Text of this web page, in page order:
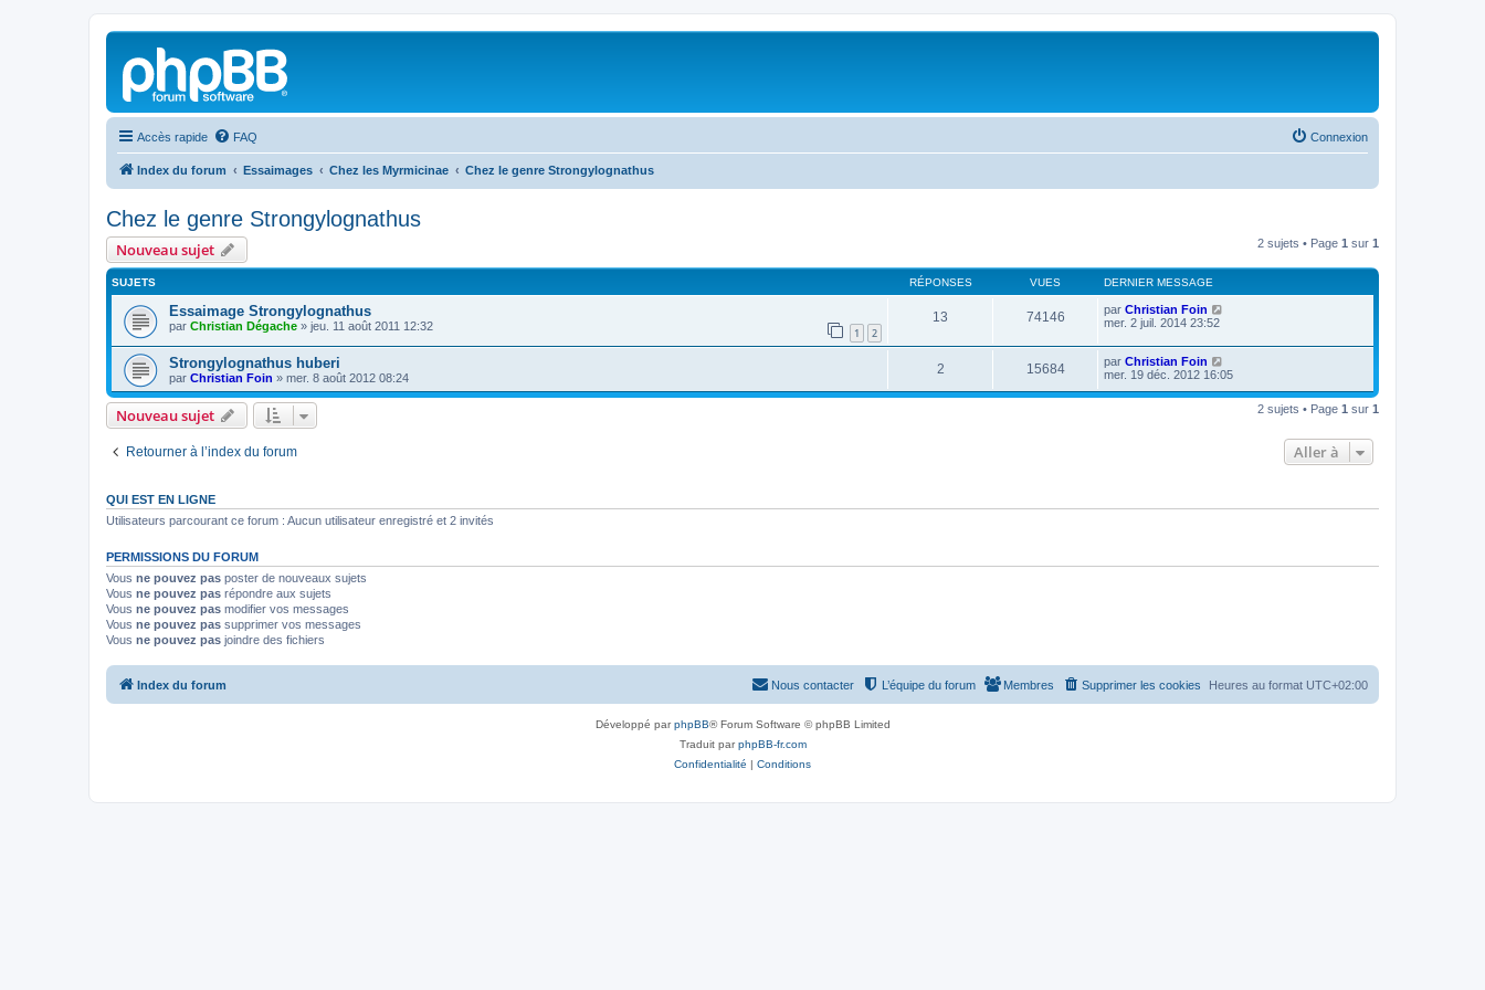
Accès rapide FAQ Connexion
Index du forum Essaimages Chez les Myrmicinae Chez le genre Strongylognathus
Chez le genre Strongylognathus
Nouveau sujet 2 sujets • Page 1 sur 1
SUJETS RÉPONSES VUES DERNIER MESSAGE
Essaimage Strongylognathus
par Christian Dégache » jeu. 11 août 2011 12:32 1 2
13 74146 par Christian Foin
mer. 2 juil. 2014 23:52
Strongylognathus huberi
par Christian Foin » mer. 8 août 2012 08:24
2 15684 par Christian Foin
mer. 19 déc. 2012 16:05
Nouveau sujet 2 sujets • Page 1 sur 1
Retourner à l’index du forum Aller à
QUI EST EN LIGNE
Utilisateurs parcourant ce forum : Aucun utilisateur enregistré et 2 invités
PERMISSIONS DU FORUM
Vous ne pouvez pas poster de nouveaux sujets
Vous ne pouvez pas répondre aux sujets
Vous ne pouvez pas modifier vos messages
Vous ne pouvez pas supprimer vos messages
Vous ne pouvez pas joindre des fichiers
Index du forum Heures au format UTC+02:00
Supprimer les cookies
Membres
L’équipe du forum
Nous contacter
Développé parphpBB® Forum Software © phpBB Limited
Traduit parphpBB-fr.com
Confidentialité | Conditions